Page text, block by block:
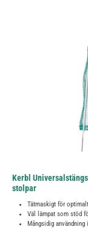
Kerbl
stolpar
Tätmaskigt för
Väl lämpat som stöd
Mångsidig användning